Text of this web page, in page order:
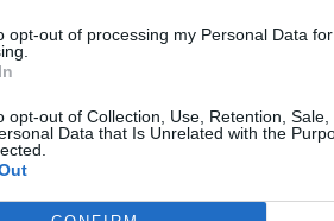
opt-out of processing my Personal Data
opt-out of Collection, Use, Retention,
Data that Is Unrelated with the
arrêté de sucer votre pouce et que
en zigzagant sans que personne
céréales et des coquillettes au